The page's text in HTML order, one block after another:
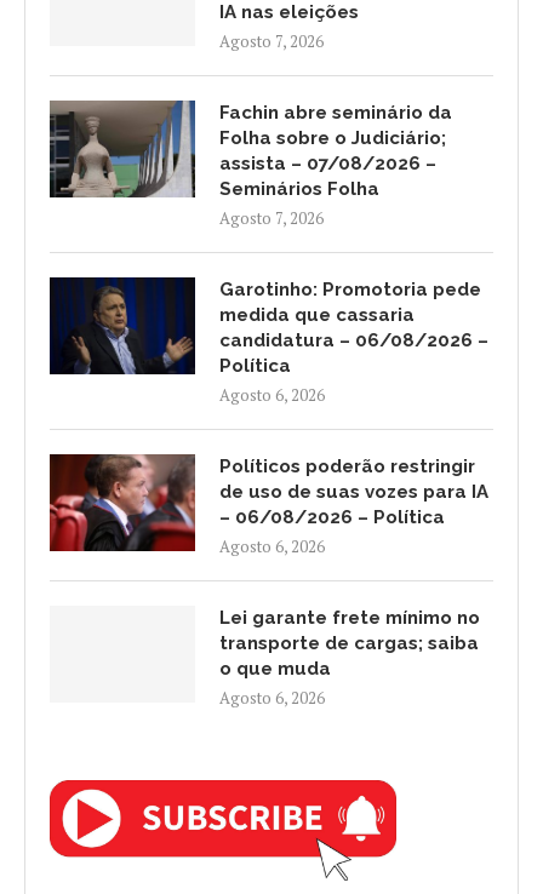
IA nas eleições
Agosto 7, 2026
Fachin abre seminário da
Folha sobre o Judiciário;
assista – 07/08/2026 –
Seminários Folha
Agosto 7, 2026
Garotinho: Promotoria pede
medida que cassaria
candidatura – 06/08/2026 –
Política
Agosto 6, 2026
Políticos poderão restringir
de uso de suas vozes para IA
– 06/08/2026 – Política
Agosto 6, 2026
Lei garante frete mínimo no
transporte de cargas; saiba
o que muda
Agosto 6, 2026